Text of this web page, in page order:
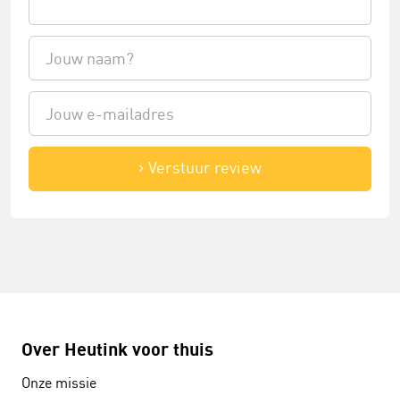
Verstuur review
Over Heutink voor thuis
Onze missie